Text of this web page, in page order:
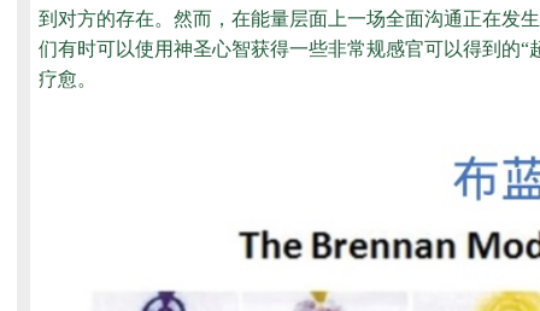
到对方的存在。然而，在能量层面上一场全面沟通正在发
们有时可以使用神圣心智获得一些非常规感官可以得到的
疗愈。